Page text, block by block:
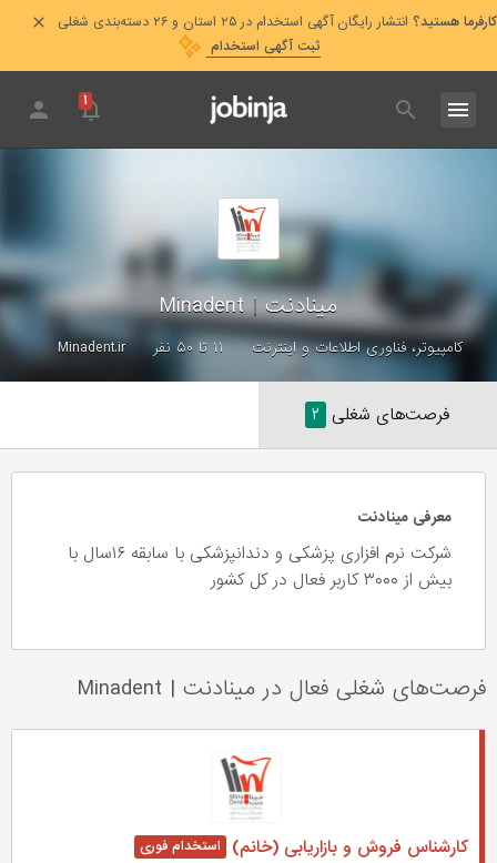
کارفرما هستید؟ انتشار رایگان آگهی استخدام در ۲۵ استان و ۲۶ دسته‌بندی شغلی
ثبت آگهی استخدام
۱
مینادنت|
Minadent
کامپیوتر، فناوری اطلاعات و اینترنت ۱۱ تا ۵۰ نفر Minadent.ir
فرصت‌های شغلی ۲
معرفی مینادنت
شرکت نرم افزاری پزشکی و دندانپزشکی با سابقه ١۶سال با
بیش از ٣٠٠٠ کاربر فعال در کل کشور
فرصت‌های شغلی فعال در مینادنت |
کارشناس فروش و بازاریابی (خانم)